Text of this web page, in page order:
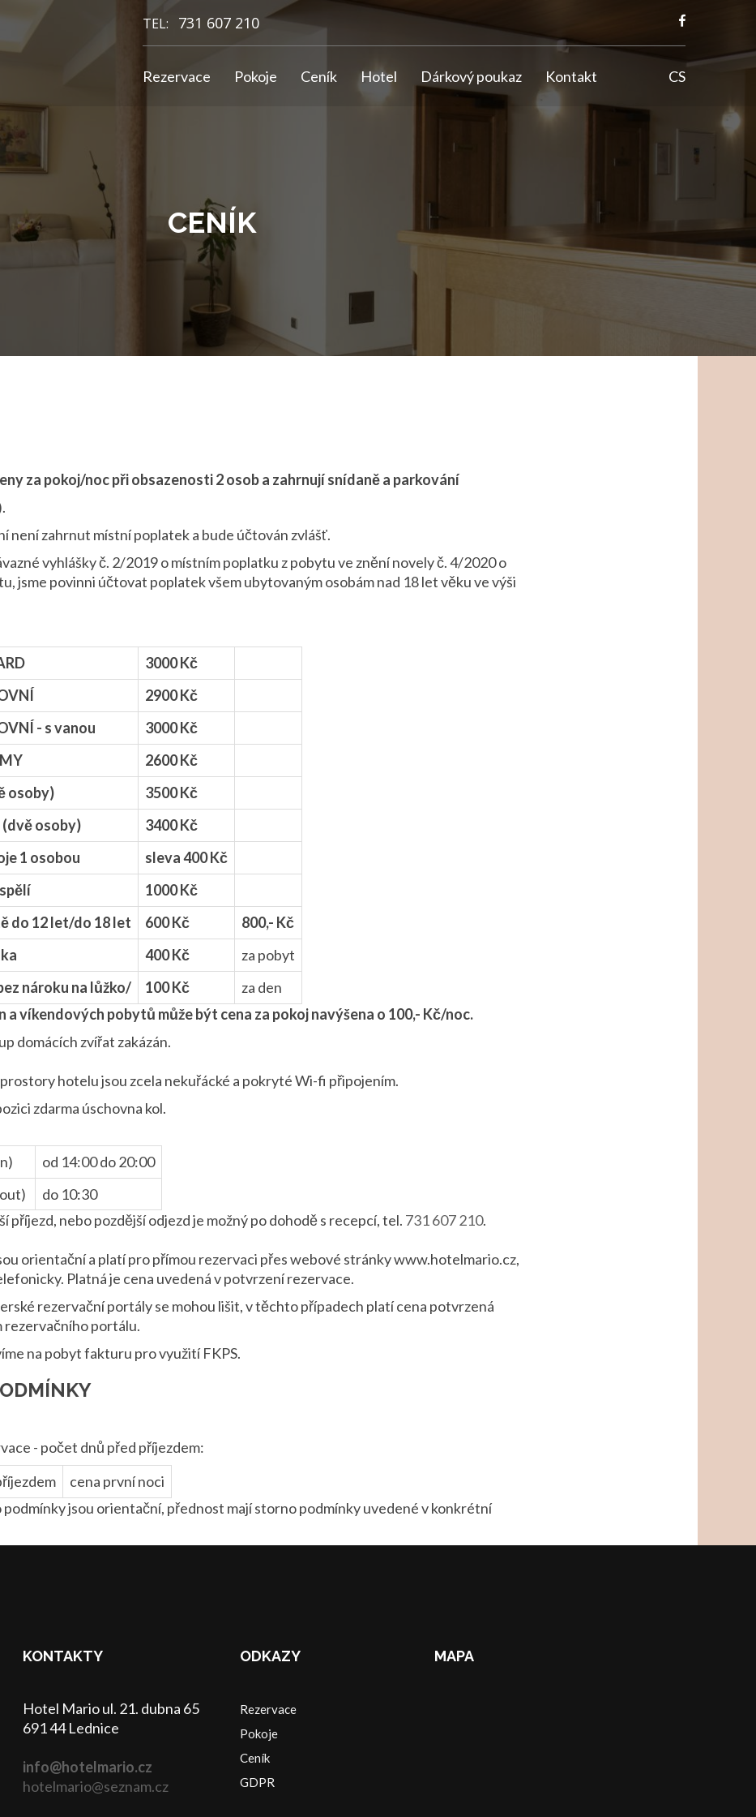
TEL: 731 607 210
Rezervace Pokoje Ceník Hotel Dárkový poukaz Kontakt CS
CENÍK
za pokoj/noc při obsazenosti 2 osob a zahrnují snídaně a parkování
není zahrnut místní poplatek a bude účtován zvlášť.
vyhlášky č. 2/2019 o místním poplatku z pobytu ve znění novely č. 4/2020 o
jsme povinni účtovat poplatek všem ubytovaným osobám nad 18 let věku ve výši
3000 Kč
2900 Kč
- s vanou
3000 Kč
2600 Kč
osoby)
3500 Kč
osoby)
3400 Kč
1 osobou
sleva 400 Kč
1000 Kč
do 12 let/do 18 let
600 Kč
800,- Kč
400 Kč
za pobyt
nároku na lůžko/
100 Kč
za den
a víkendových pobytů může být cena za pokoj navýšena o 100,- Kč/noc.
domácích zvířat zakázán.
hotelu jsou zcela nekuřácké a pokryté Wi-fi připojením.
zdarma úschovna kol.
od 14:00 do 20:00
do 10:30
příjezd, nebo pozdější odjezd je možný po dohodě s recepcí, tel. 731 607 210.
orientační a platí pro přímou rezervaci přes webové stránky www.hotelmario.cz,
Platná je cena uvedená v potvrzení rezervace.
rezervační portály se mohou lišit, v těchto případech platí cena potvrzená
rezervačního portálu.
na pobyt fakturu pro využití FKPS.
- počet dnů před příjezdem:
cena první noci
jsou orientační, přednost mají storno podmínky uvedené v konkrétní
KONTAKTY
Hotel Mario ul. 21. dubna 65
691 44 Lednice
info@hotelmario.cz
hotelmario@seznam.cz
ODKAZY
Rezervace
Pokoje
Ceník
GDPR
MAPA